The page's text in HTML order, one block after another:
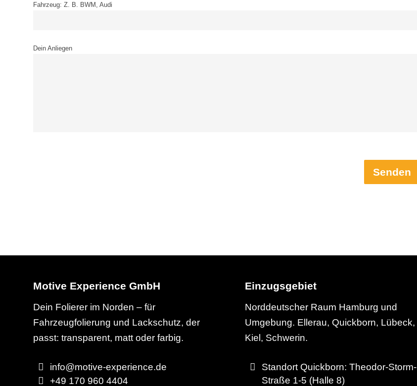
Fahrzeug: Z. B. BWM, Audi
Dein Anliegen
Senden
Motive Experience GmbH
Dein Folierer im Norden – für
Fahrzeugfolierung und Lackschutz, der
passt: transparent, matt oder farbig.
info@motive-experience.de
+49 170 960 4404
Einzugsgebiet
Norddeutscher Raum Hamburg und
Umgebung. Ellerau, Quickborn, Lübeck,
Kiel, Schwerin.
Standort Quickborn: Theodor-Storm-
Straße 1-5 (Halle 8)